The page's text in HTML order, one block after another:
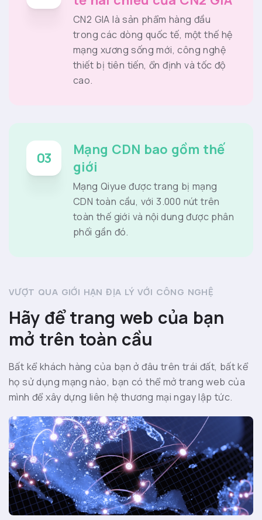
CN2 GIA là sản phẩm hàng đầu
trong các dòng quốc tế, một thế hệ
mạng xương sống mới, công nghệ
thiết bị tiên tiến, ổn định và tốc độ
cao.
03
Mạng CDN bao gồm thế
giới
Mạng Qiyue được trang bị mạng
CDN toàn cầu, với 3.000 nút trên
toàn thế giới và nội dung được phân
phối gần đó.
VƯỢT QUA GIỚI HẠN ĐỊA LÝ VỚI CÔNG NGHỆ
Hãy để trang web của bạn
mở trên toàn cầu
Bất kể khách hàng của bạn ở đâu trên trái đất, bất kể
họ sử dụng mạng nào, bạn có thể mở trang web của
mình để xây dựng liên hệ thương mại ngay lập tức.